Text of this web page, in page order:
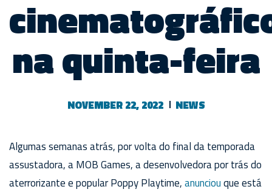
na quinta-feira
NOVEMBER 22, 2022 NEWS
Algumas semanas atrás, por volta do final da temporada
assustadora, a MOB Games, a desenvolvedora por trás do
aterrorizante e popular Poppy Playtime,anunciouque está